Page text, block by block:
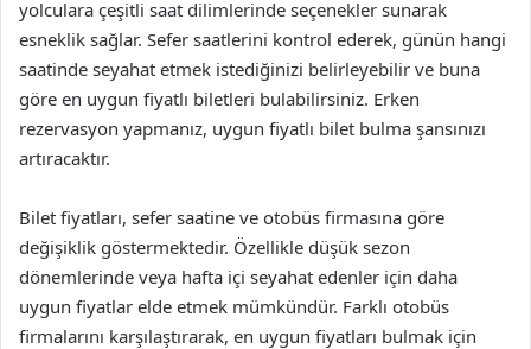
yolculara çeşitli saat dilimlerinde seçenekler sunarak
esneklik sağlar. Sefer saatlerini kontrol ederek, günün hangi
saatinde seyahat etmek istediğinizi belirleyebilir ve buna
göre en uygun fiyatlı biletleri bulabilirsiniz. Erken
rezervasyon yapmanız, uygun fiyatlı bilet bulma şansınızı
artıracaktır.
Bilet fiyatları, sefer saatine ve otobüs firmasına göre
değişiklik göstermektedir. Özellikle düşük sezon
dönemlerinde veya hafta içi seyahat edenler için daha
uygun fiyatlar elde etmek mümkündür. Farklı otobüs
firmalarını karşılaştırarak, en uygun fiyatları bulmak için